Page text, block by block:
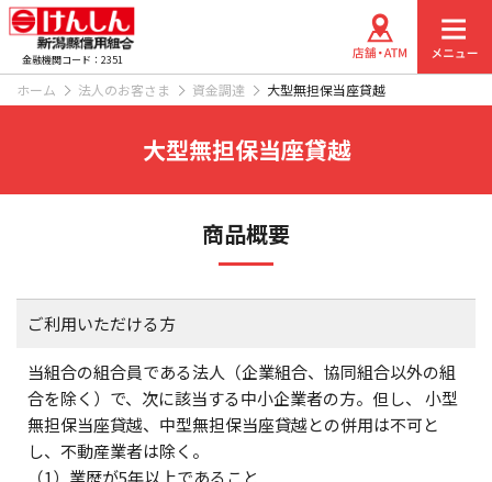
金融機関コード：2351
ホーム 法人のお客さま 資金調達 大型無担保当座貸越
大型無担保当座貸越
商品概要
ご利用いただける方
当組合の組合員である法人（企業組合、協同組合以外の組
合を除く）で、次に該当する中小企業者の方。但し、 小型
無担保当座貸越、中型無担保当座貸越との併用は不可と
し、不動産業者は除く。
（1）業歴が5年以上であること